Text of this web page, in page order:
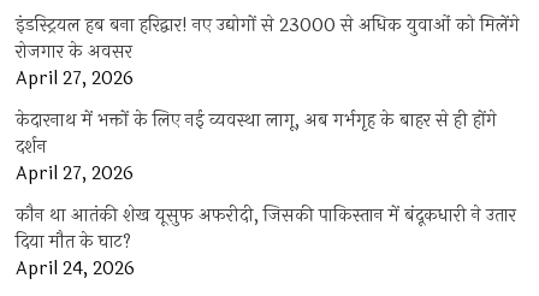
इंडस्ट्रियल हब बना हरिद्वार! नए उद्योगों से 23000 से अधिक युवाओं को मिलेंगे
रोजगार के अवसर
April 27, 2026
केदारनाथ में भक्तों के लिए नई व्यवस्था लागू, अब गर्भगृह के बाहर से ही होंगे
दर्शन
April 27, 2026
कौन था आतंकी शेख यूसुफ अफरीदी, जिसकी पाकिस्तान में बंदूकधारी ने उतार
दिया मौत के घाट?
April 24, 2026